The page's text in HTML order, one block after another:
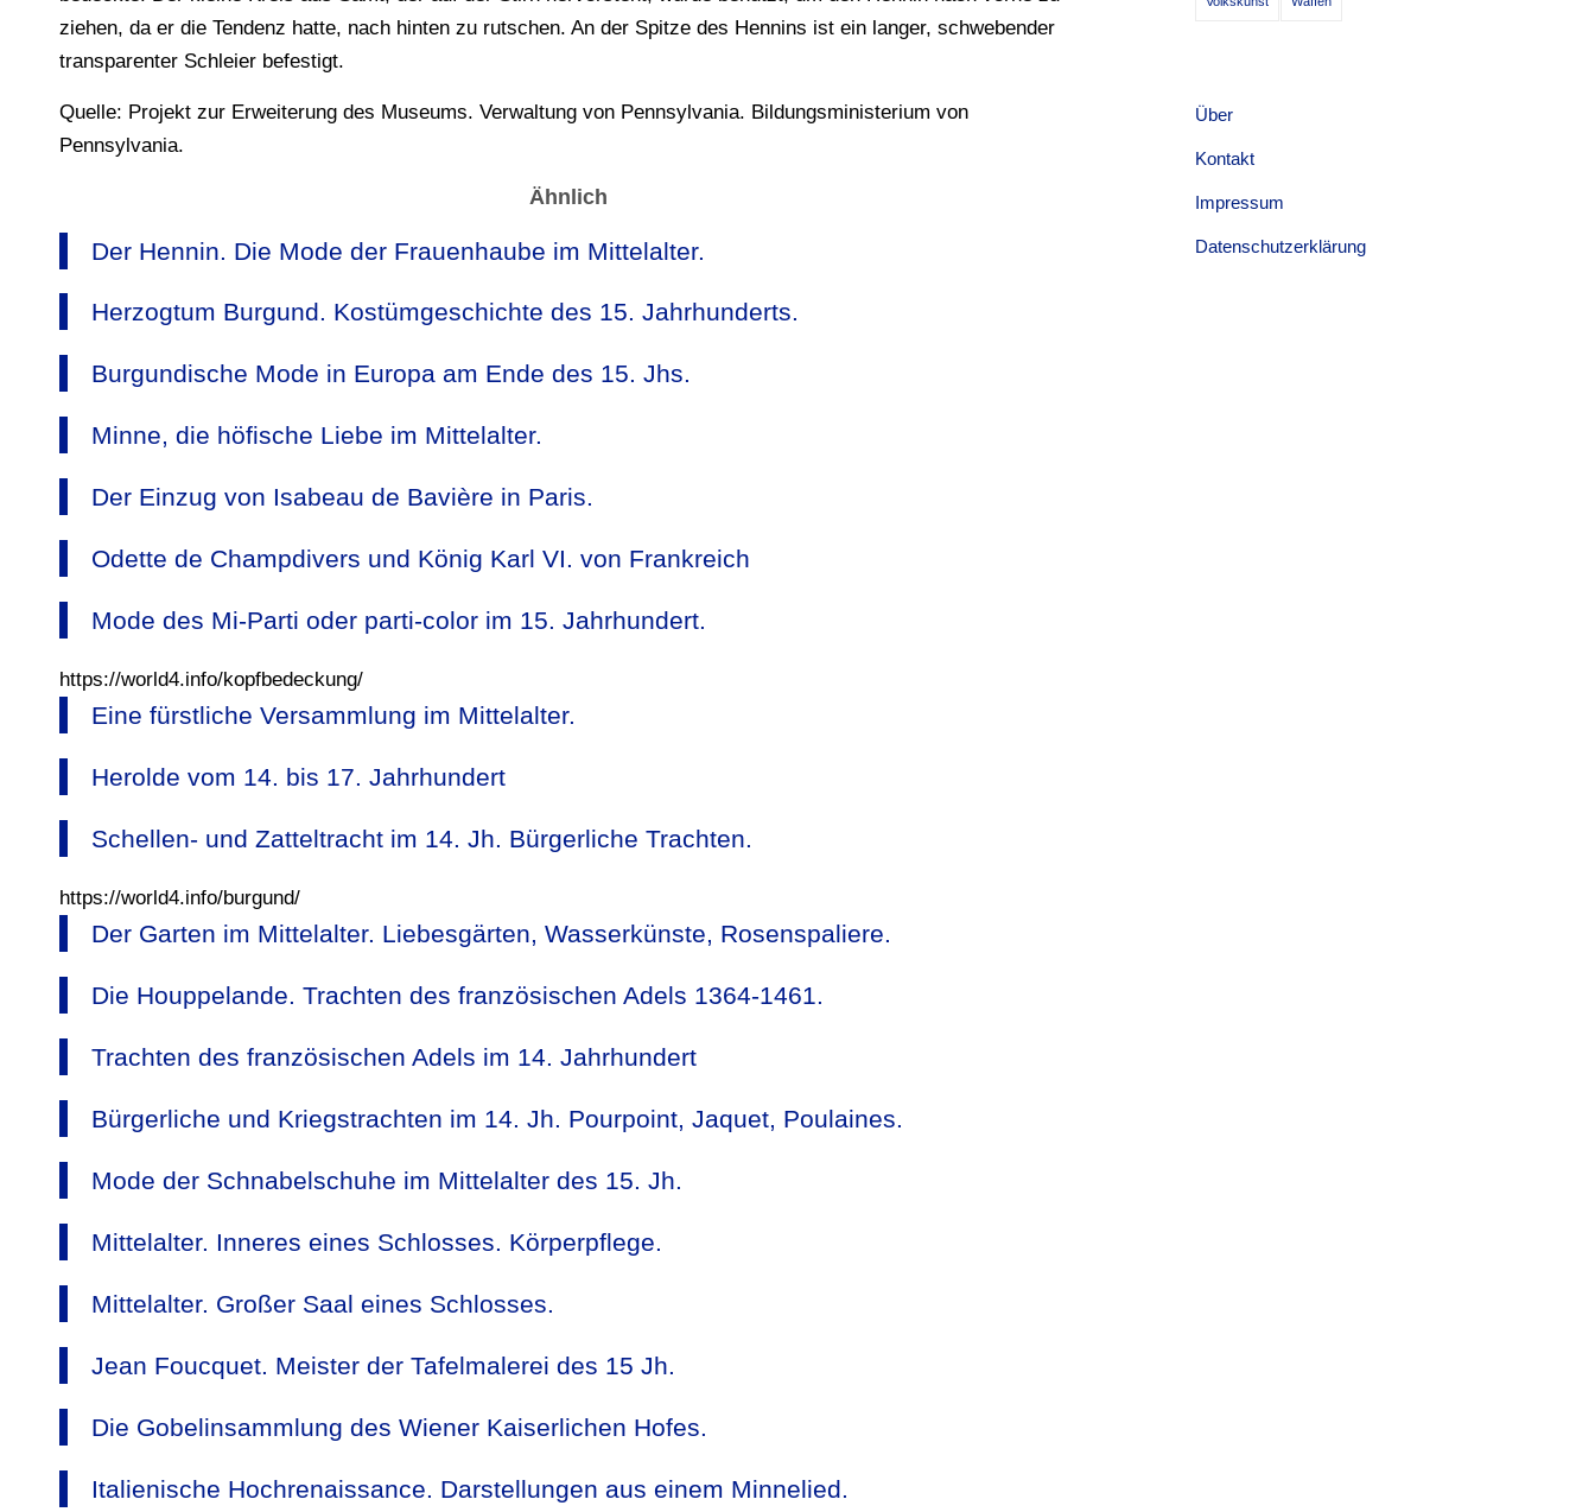
ziehen, da er die Tendenz hatte, nach hinten zu rutschen. An der Spitze des Hennins ist ein langer, schwebender
transparenter Schleier befestigt.
Quelle: Projekt zur Erweiterung des Museums. Verwaltung von Pennsylvania. Bildungsministerium von
Pennsylvania.
Ähnlich
Der Hennin. Die Mode der Frauenhaube im Mittelalter.
Herzogtum Burgund. Kostümgeschichte des 15. Jahrhunderts.
Burgundische Mode in Europa am Ende des 15. Jhs.
Minne, die höfische Liebe im Mittelalter.
Der Einzug von Isabeau de Bavière in Paris.
Odette de Champdivers und König Karl VI. von Frankreich
Mode des Mi-Parti oder parti-color im 15. Jahrhundert.
https://world4.info/kopfbedeckung/
Eine fürstliche Versammlung im Mittelalter.
Herolde vom 14. bis 17. Jahrhundert
Schellen- und Zatteltracht im 14. Jh. Bürgerliche Trachten.
https://world4.info/burgund/
Der Garten im Mittelalter. Liebesgärten, Wasserkünste, Rosenspaliere.
Die Houppelande. Trachten des französischen Adels 1364-1461.
Trachten des französischen Adels im 14. Jahrhundert
Bürgerliche und Kriegstrachten im 14. Jh. Pourpoint, Jaquet, Poulaines.
Mode der Schnabelschuhe im Mittelalter des 15. Jh.
Mittelalter. Inneres eines Schlosses. Körperpflege.
Mittelalter. Großer Saal eines Schlosses.
Jean Foucquet. Meister der Tafelmalerei des 15 Jh.
Die Gobelinsammlung des Wiener Kaiserlichen Hofes.
Italienische Hochrenaissance. Darstellungen aus einem Minnelied.
Über
Kontakt
Impressum
Datenschutzerklärung